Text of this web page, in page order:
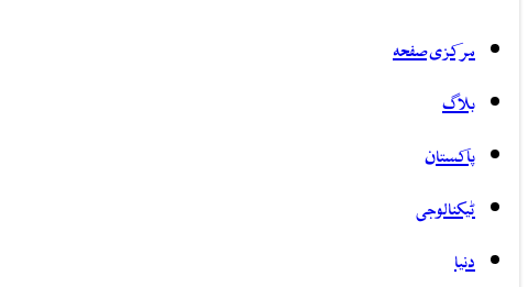
مرکزی صفحہ
بلاگ
پاکستان
ٹیکنالوجی
دنیا